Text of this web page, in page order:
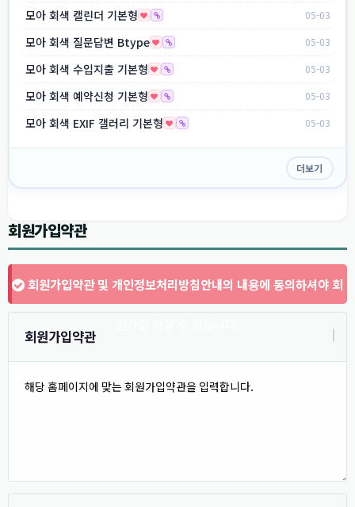
모아 회색 캘린더 기본형 05-03
모아 회색 질문답변 Btype 05-03
모아 회색 수입지출 기본형 05-03
모아 회색 예약신청 기본형 05-03
모아 회색 EXIF 갤러리 기본형 05-03
더보기
회원가입약관
회원가입약관 및 개인정보처리방침안내의 내용에 동의하셔야 회
회원가입약관